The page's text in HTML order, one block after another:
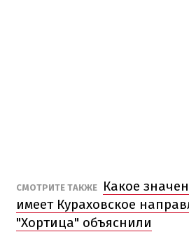
СМОТРИТЕ ТАКЖЕ
Какое
имеет Кураховское
"Хортица" объяснили